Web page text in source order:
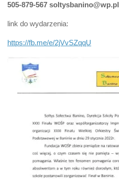
505-879-567 soltysbanino@wp.pl
link do wydarzenia:
https://fb.me/e/2jVvSZqqU